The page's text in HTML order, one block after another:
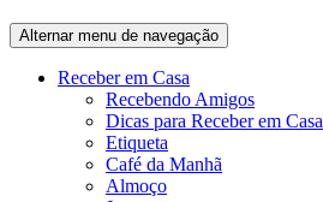
Alternar menu de navegação
Receber em Casa
Recebendo Amigos
Dicas para Receber em Casa
Etiqueta
Café da Manhã
Almoço